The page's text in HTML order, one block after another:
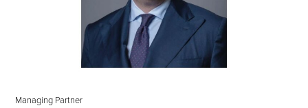
Managing Partner